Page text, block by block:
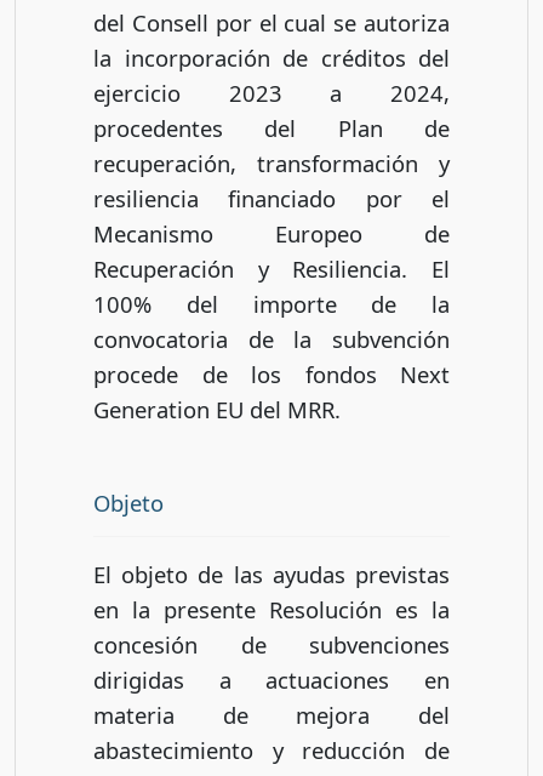
del Consell por el cual se autoriza
la incorporación de créditos del
ejercicio 2023 a 2024,
procedentes del Plan de
recuperación, transformación y
resiliencia financiado por el
Mecanismo Europeo de
Recuperación y Resiliencia. El
100% del importe de la
convocatoria de la subvención
procede de los fondos Next
Generation EU del MRR.
Objeto
El objeto de las ayudas previstas
en la presente Resolución es la
concesión de subvenciones
dirigidas a actuaciones en
materia de mejora del
abastecimiento y reducción de